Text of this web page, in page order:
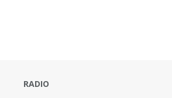
RADIO